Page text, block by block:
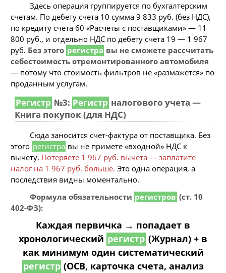
Здесь операция группируется по бухгалтерским
счетам. По дебету счета 10 сумма 9 833 руб. (без НДС),
по кредиту счета 60 «Расчеты с поставщиками» — 11
800 руб., и отдельно НДС по дебету счета 19 — 1 967
руб. Без этого регистра вы не сможете рассчитать
себестоимость отремонтированного автомобиля
— потому что стоимость фильтров не «размажется» по
проданным услугам.
Регистр №3: Регистр налогового учета —
Книга покупок (для НДС)
Сюда заносится счет-фактура от поставщика. Без
этого регистра вы не примете «входной» НДС к
вычету. Потеряете 1 967 руб. вычета — заплатите
налог на 1 967 руб. больше. Это одна операция, а
последствия видны моментально.
Формула обязательности регистров (ст. 10
402-ФЗ):
Каждая первичка → попадает в
хронологический регистр (Журнал) + в
как минимум один систематический
регистр (ОСВ, карточка счета, анализ